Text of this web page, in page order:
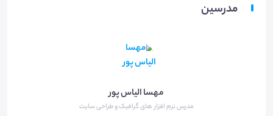
مدرسین
مهسا الیاس پور
مدرس نرم افزار های گرافیک و طراحی سایت